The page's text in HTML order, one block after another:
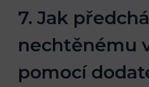
7. Jak
nechtěnému
pomocí